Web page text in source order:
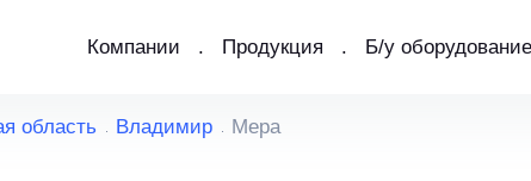
Компании Продукция Б/у оборудование
область Владимир Мера